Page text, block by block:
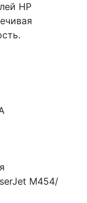
HP
M454/